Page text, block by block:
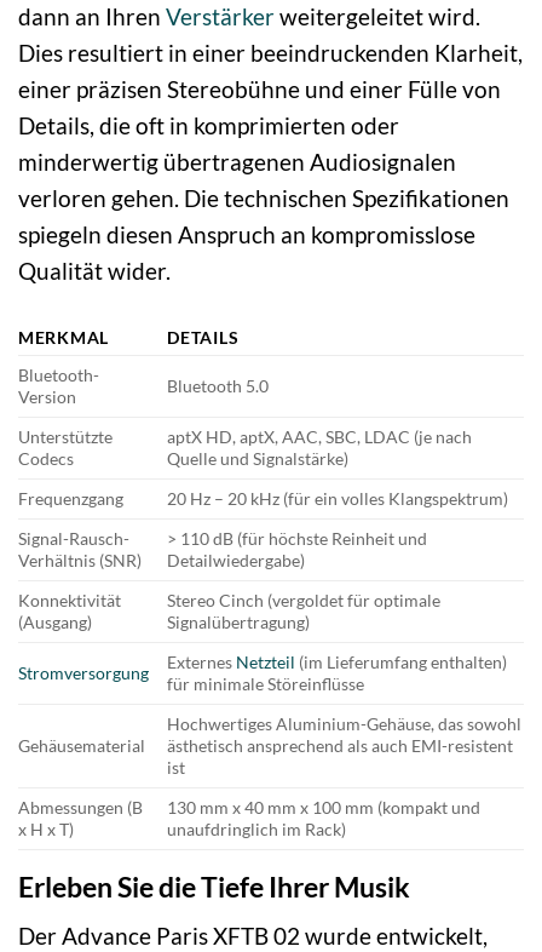
dann an Ihren Verstärkerweitergeleitet wird.
Dies resultiert in einer beeindruckenden Klarheit,
einer präzisen Stereobühne und einer Fülle von
Details, die oft in komprimierten oder
minderwertig übertragenen Audiosignalen
verloren gehen. Die technischen Spezifikationen
spiegeln diesen Anspruch an kompromisslose
Qualität wider.
MERKMAL
DETAILS
Bluetooth-
Version
Bluetooth 5.0
Unterstützte
Codecs
aptX HD, aptX, AAC, SBC, LDAC (je nach
Quelle und Signalstärke)
Frequenzgang
20 Hz – 20 kHz (für ein volles Klangspektrum)
Signal-Rausch-
Verhältnis (SNR)
> 110 dB (für höchste Reinheit und
Detailwiedergabe)
Konnektivität
(Ausgang)
Stereo Cinch (vergoldet für optimale
Signalübertragung)
Stromversorgung
Externes Netzteil (im Lieferumfang enthalten)
für minimale Störeinflüsse
Gehäusematerial
Hochwertiges Aluminium-Gehäuse, das sowohl
ästhetisch ansprechend als auch EMI-resistent
ist
Abmessungen (B
x H x T)
130 mm x 40 mm x 100 mm (kompakt und
unaufdringlich im Rack)
Erleben Sie die Tiefe Ihrer Musik
Der Advance Paris XFTB 02 wurde entwickelt,